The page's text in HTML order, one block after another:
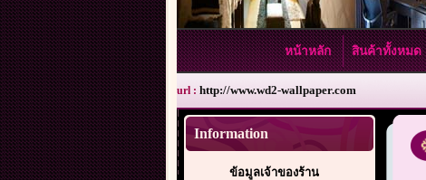
หน้าหลัก สินค้าทั้งหมด
url : http://www.wd2-wallpaper.com
Information
ข้อมูลเจ้าของร้าน